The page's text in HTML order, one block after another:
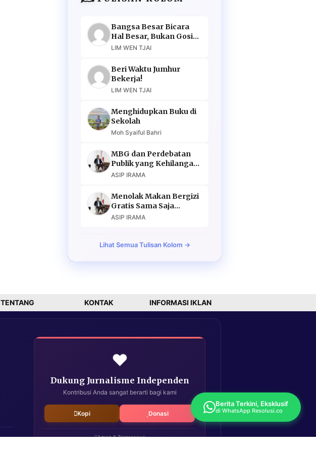
Bangsa Besar Bicara
Hal Besar, Bukan Gosip
Murahan
LIM WEN TJAI
Beri Waktu Jumhur
Bekerja!
LIM WEN TJAI
Menghidupkan Buku di
Sekolah
Moh Syaiful Bahri
MBG dan Perdebatan
Publik yang Kehilangan
Argumen
ASIP IRAMA
Menolak Makan Bergizi
Gratis Sama Saja
Menolak Masa Depan
ASIP IRAMA
Lihat Semua Tulisan Kolom →
TENTANG KONTAK INFORMASI IKLAN
❤️
Dukung Jurnalisme Independen
Kontribusi Anda sangat berarti bagi kami
Kopi Donasi
Aman & Terpercaya
Berita Terkini, Eksklusif
di WhatsApp Resolusi.co